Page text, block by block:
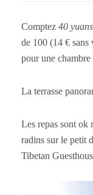
Comptez 40 yuans
de 100 (14 €
pour une
La terrasse
Les repas sont ok
radins sur le petit
Tibetan